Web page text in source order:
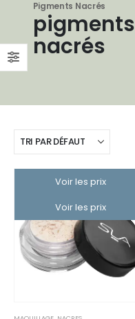
Pigments Nacrés
pigments
nacrés
Voir les prix
Voir les prix